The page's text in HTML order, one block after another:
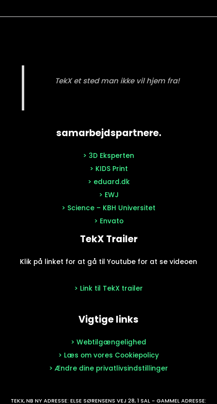
TekX et sted man ikke vil hjem fra!
samarbejdspartnere.
> 3D Eksperten
> KIDS Print
> eduard.dk
> EWJ
> Science – KBH Universitet
> Envato
TekX Trailer
Klik på linket for at gå til Youtube for at se videoen
> Link til TekX trailer
Vigtige links
> Webtilgængelighed
> Læs om vores Cookiepolicy
> Ændre dine privatlivsindstillinger
TEKX, NB NY ADRESSE: ELSE SØRENSENS VEJ 28, 1 SAL - GAMMEL ADRESSE: